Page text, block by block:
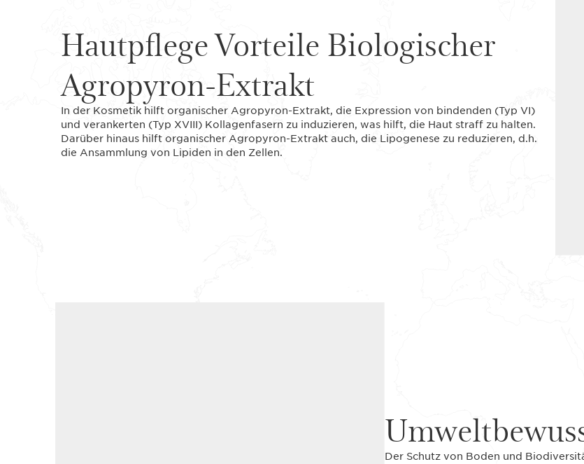
Hautpflege Vorteile Biologischer
Agropyron-Extrakt
In der Kosmetik hilft organischer Agropyron-Extrakt, die Expression von bindenden (Typ VI)
und verankerten (Typ XVIII) Kollagenfasern zu induzieren, was hilft, die Haut straff zu halten.
Darüber hinaus hilft organischer Agropyron-Extrakt auch, die Lipogenese zu reduzieren, d.h.
die Ansammlung von Lipiden in den Zellen.
Der Schutz von Boden und